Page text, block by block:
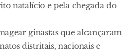
natalício e pela chegada do
ginastas que alcançaram
distritais, nacionais e